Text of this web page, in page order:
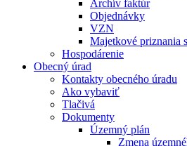
Archív faktúr
Objednávky
VZN
Majetkové priznania
Hospodárenie
Obecný úrad
Kontakty obecného úradu
Ako vybaviť
Tlačivá
Dokumenty
Územný plán
Zmena